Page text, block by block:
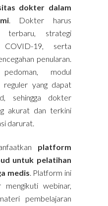
dokter dalam
. Dokter harus
terbaru, strategi
COVID-19, serta
penularan.
modul
reguler yang dapat
sehingga dokter
akurat dan terkini
darurat.
platform
untuk pelatihan
medis. Platform ini
mengikuti webinar,
pembelajaran